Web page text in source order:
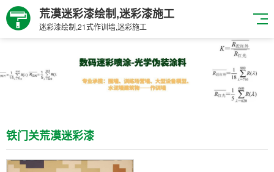
荒漠迷彩漆绘制,迷彩漆施工
迷彩漆绘制,21式作训墙,迷彩施工
铁门关荒漠迷彩漆